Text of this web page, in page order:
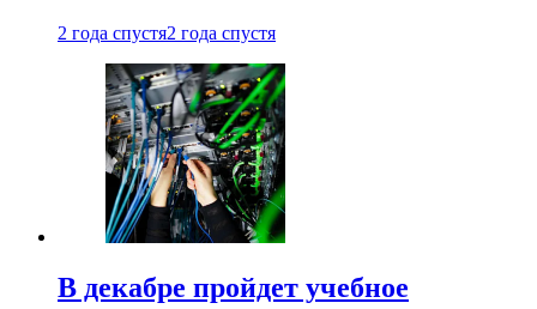
2 года спустя2 года спустя
В декабре пройдет учебное